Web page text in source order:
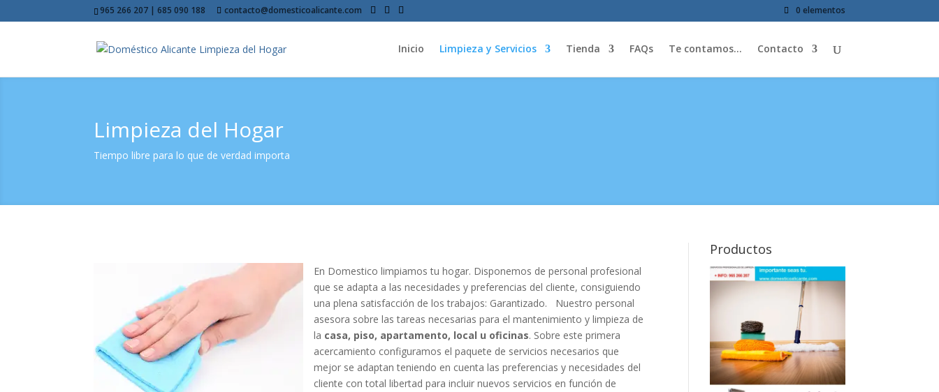
965 266 207 | 685 090 188 contacto@domesticoalicante.com 0 elementos
Inicio Limpieza y Servicios Tienda FAQs Te contamos… Contacto
Limpieza del Hogar
Tiempo libre para lo que de verdad importa
En Domestico limpiamos tu hogar. Disponemos de personal profesional
que se adapta a las necesidades y preferencias del cliente, consiguiendo
una plena satisfacción de los trabajos: Garantizado. Nuestro personal
asesora sobre las tareas necesarias para el mantenimiento y limpieza de
la casa, piso, apartamento, local u oficinas. Sobre este primera
acercamiento configuramos el paquete de servicios necesarios que
mejor se adaptan teniendo en cuenta las preferencias y necesidades del
cliente con total libertad para incluir nuevos servicios en función de
Productos